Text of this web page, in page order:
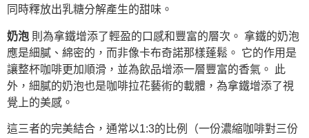
同時釋放出乳糖分解產生的甜味。
奶泡 則為拿鐵增添了輕盈的口感和豐富的層次。 拿鐵的奶泡
應是細膩、綿密的，而非像卡布奇諾那樣蓬鬆。 它的作用是
讓整杯咖啡更加順滑，並為飲品增添一層豐富的香氣。 此
外，細膩的奶泡也是咖啡拉花藝術的載體，為拿鐵增添了視
覺上的美感。
這三者的完美結合，通常以1:3的比例（一份濃縮咖啡對三份